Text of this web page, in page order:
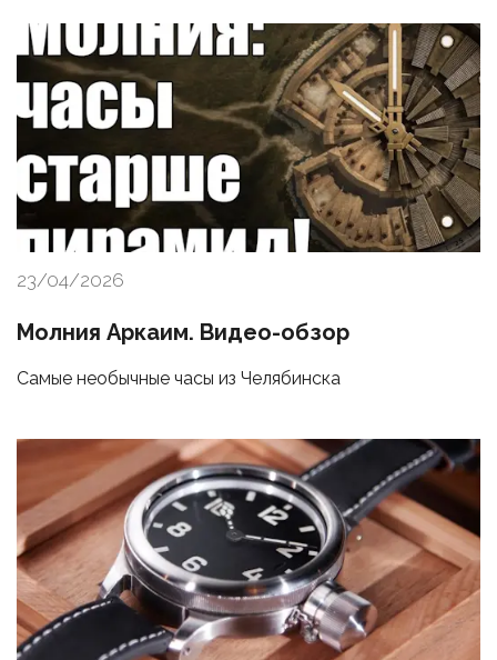
23/04/2026
Молния Аркаим. Видео-обзор
Самые необычные часы из Челябинска